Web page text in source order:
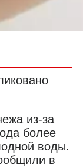
из-за
более
воды.
в